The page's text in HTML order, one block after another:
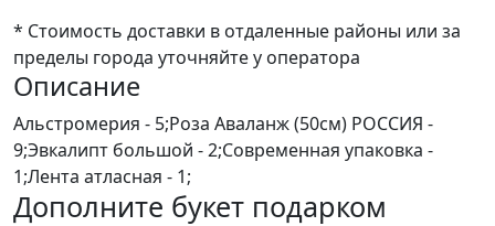
* Стоимость доставки в отдаленные районы или за
пределы города уточняйте у оператора
Описание
Альстромерия - 5;Роза Аваланж (50см) РОССИЯ -
9;Эвкалипт большой - 2;Современная упаковка -
1;Лента атласная - 1;
Дополните букет подарком